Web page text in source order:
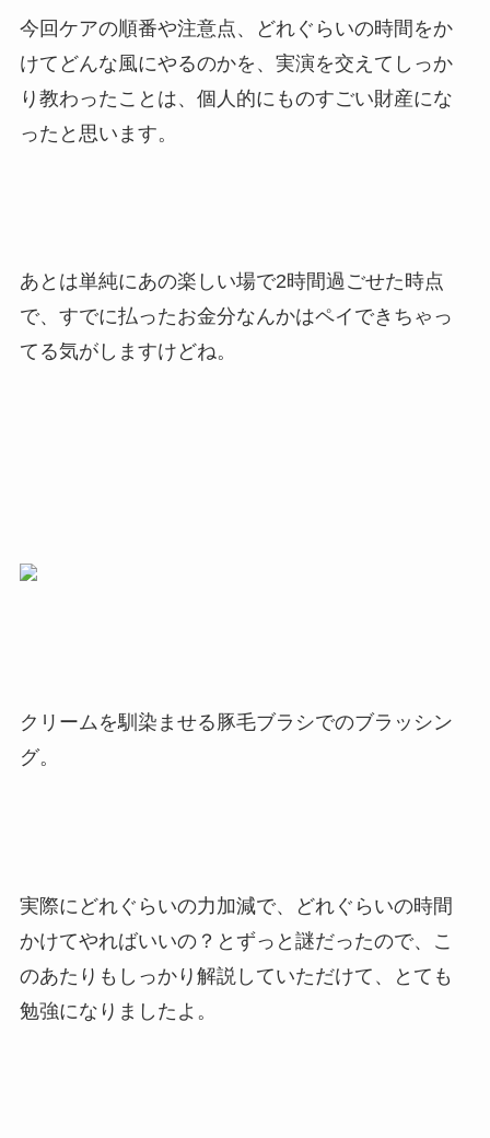
今回ケアの順番や注意点、どれぐらいの時間をか
けてどんな風にやるのかを、実演を交えてしっか
り教わったことは、個人的にものすごい財産にな
ったと思います。
あとは単純にあの楽しい場で2時間過ごせた時点
で、すでに払ったお金分なんかはペイできちゃっ
てる気がしますけどね。
クリームを馴染ませる豚毛ブラシでのブラッシン
グ。
実際にどれぐらいの力加減で、どれぐらいの時間
かけてやればいいの？とずっと謎だったので、こ
のあたりもしっかり解説していただけて、とても
勉強になりましたよ。